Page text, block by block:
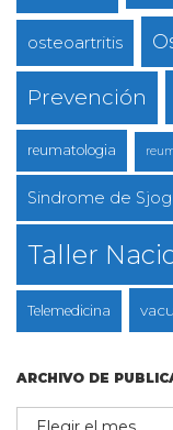
osteoartritis
Prevención
reumatologia
Sindrome de
Taller
Telemedicina
ARCHIVO DE
Archivo